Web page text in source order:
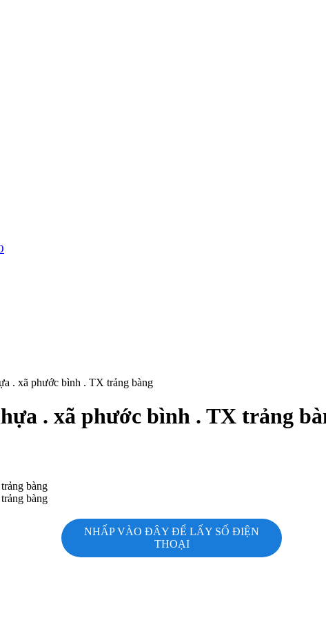
. xã phước bình . TX trảng bàng
. xã phước bình . TX trảng
NHẤP VÀO ĐÂY ĐỂ LẤY SỐ ĐIỆN
THOẠI